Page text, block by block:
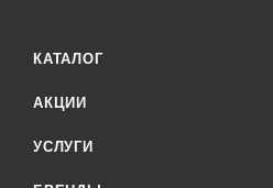
КАТАЛОГ
АКЦИИ
УСЛУГИ